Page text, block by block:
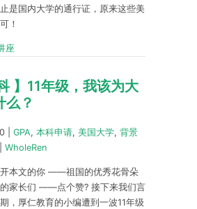
是国内大学的通行证，原来这些美
！
座
】11年级，我该为大
么？
GPA, 本科申请, 美国大学, 背景
WholeRen
本文的你 ——祖国的优秀花骨朵
的家长们 ——点个赞? 接下来我们言
，厚仁教育的小编遭到一波11年级